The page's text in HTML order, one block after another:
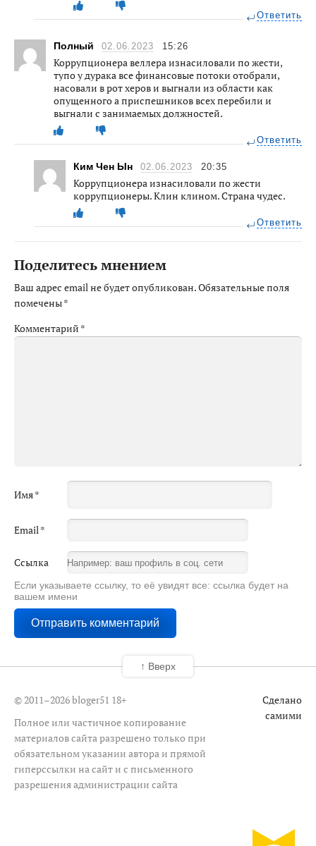
Ответить
Полный 02.06.2023 15:26
Коррупционера веллера изнасиловали по жести,
тупо у дурака все финансовые потоки отобрали,
насовали в рот херов и выгнали из области как
опущенного а приспешников всех перебили и
выгнали с занимаемых должностей.
Ответить
Ким Чен Ын 02.06.2023 20:35
Коррупционера изнасиловали по жести
коррупционеры. Клин клином. Страна чудес.
Ответить
Поделитесь мнением
Ваш адрес email не будет опубликован.Обязательные поля
помечены*
Комментарий *
Имя*
Email *
Ссылка
Если указываете ссылку, то её увидят все: ссылка будет на
вашем имени
© 2011–2026 bloger51 18+
Полное или частичное копирование
материалов сайта разрешено только при
обязательном указании автора и прямой
гиперссылки на сайт и с письменного
разрешения администрации сайта
Сделано
самими
↑ Вверх